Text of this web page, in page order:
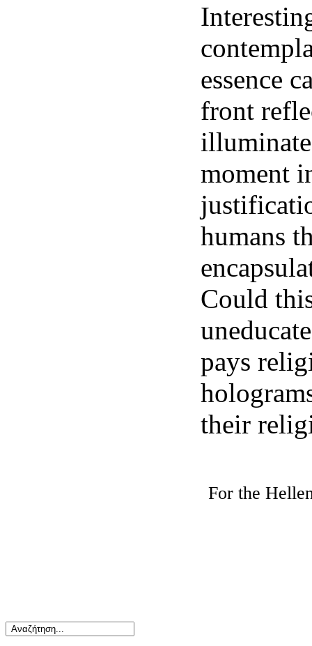
essence
front
moment
humans
Could
pays
their
For the